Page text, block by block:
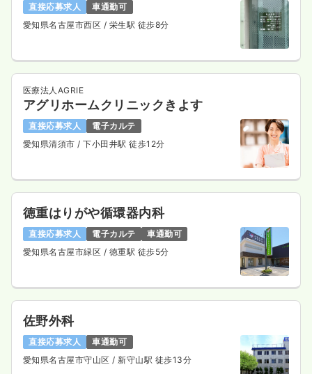
直接応募求人
車通勤可
愛知県名古屋市西区 / 栄生駅 徒歩8分
医療法人AGRIE
アグリホームクリニックきよす
直接応募求人
電子カルテ
愛知県清須市/ 下小田井駅 徒歩12分
徳重はりがや循環器内科
直接応募求人 電子カルテ
車通勤可
愛知県名古屋市緑区 / 徳重駅 徒歩5分
佐野外科
直接応募求人
車通勤可
愛知県名古屋市守山区/ 新守山駅 徒歩13分